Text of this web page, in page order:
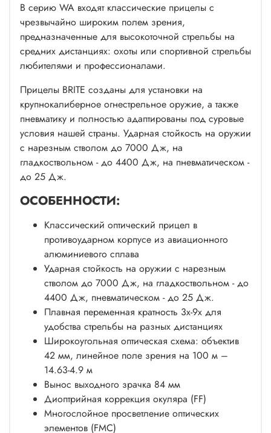
В серию WA входят классические прицелы с
чрезвычайно широким полем зрения,
предназначенные для высокоточной стрельбы на
средних дистанциях: охоты или спортивной стрельбы
любителями и профессионалами.
Прицелы BRITE созданы для установки на
крупнокалиберное огнестрельное оружие, а также
пневматику и полностью адаптированы под суровые
условия нашей страны. Ударная стойкость на оружии
с нарезным стволом до 7000 Дж, на
гладкоствольном - до 4400 Дж, на пневматическом -
до 25 Дж.
ОCОБЕННОСТИ:
Классический оптический прицел в
противоударном корпусе из авиационного
алюминиевого сплава
Ударная стойкость на оружии с нарезным
стволом до 7000 Дж, на гладкоствольном - до
4400 Дж, пневматическом - до 25 Дж.
Плавная переменная кратность 3х-9х для
удобства стрельбы на разных дистанциях
Широкоугольная оптическая схема: объектив
42 мм, линейное поле зрения на 100 м –
14.63-4.9 м
Вынос выходного зрачка 84 мм
Диоптрийная коррекция окуляра (FF)
Многослойное просветление оптических
элементов (FMC)